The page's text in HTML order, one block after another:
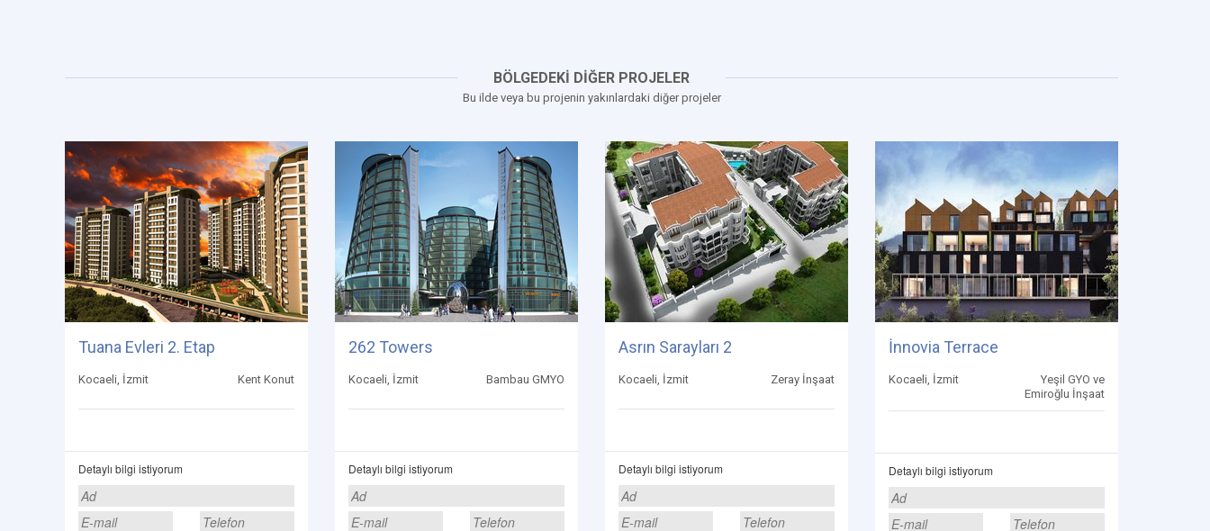
BÖLGEDEKİ DİĞER PROJELER
Bu ilde veya bu projenin yakınlardaki diğer projeler
Tuana Evleri 2. Etap
Kocaeli, İzmit Kent Konut
Detaylı bilgi istiyorum
262 Towers
Kocaeli, İzmit Bambau GMYO
Detaylı bilgi istiyorum
Asrın Sarayları 2
Kocaeli, İzmit Zeray İnşaat
Detaylı bilgi istiyorum
İnnovia Terrace
Kocaeli, İzmit
Yeşil GYO ve
Emiroğlu İnşaat
Detaylı bilgi istiyorum